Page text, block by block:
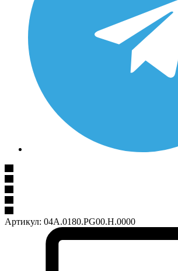
Артикул: 04A.0180.PG00.H.0000